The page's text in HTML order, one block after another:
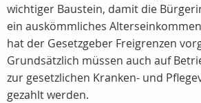
wichtiger Baustein, damit die
ein auskömmliches
hat der Gesetzgeber Freigrenzen
Grundsätzlich müssen auch auf
zur gesetzlichen Kranken- und
gezahlt werden.